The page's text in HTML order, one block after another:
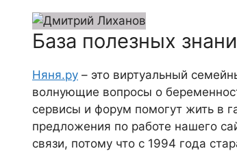
База полезных
Няня.ру – это виртуальный
волнующие вопросы о
сервисы и форум помогут жить в
предложения по работе нашего
связи, потому что c 1994 года